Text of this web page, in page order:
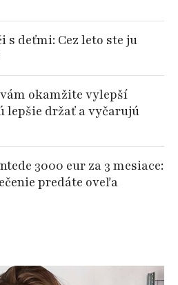
s deťmi: Cez leto ste ju
okamžite vylepší
lepšie držať a vyčarujú
3000 eur za 3 mesiace:
predáte oveľa